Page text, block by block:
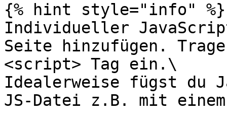
{% hint style="info" %}
Individueller
Seite hinzufügen.
<script> Tag ein.\
Idealerweise fügst du
JS-Datei z.B. mit